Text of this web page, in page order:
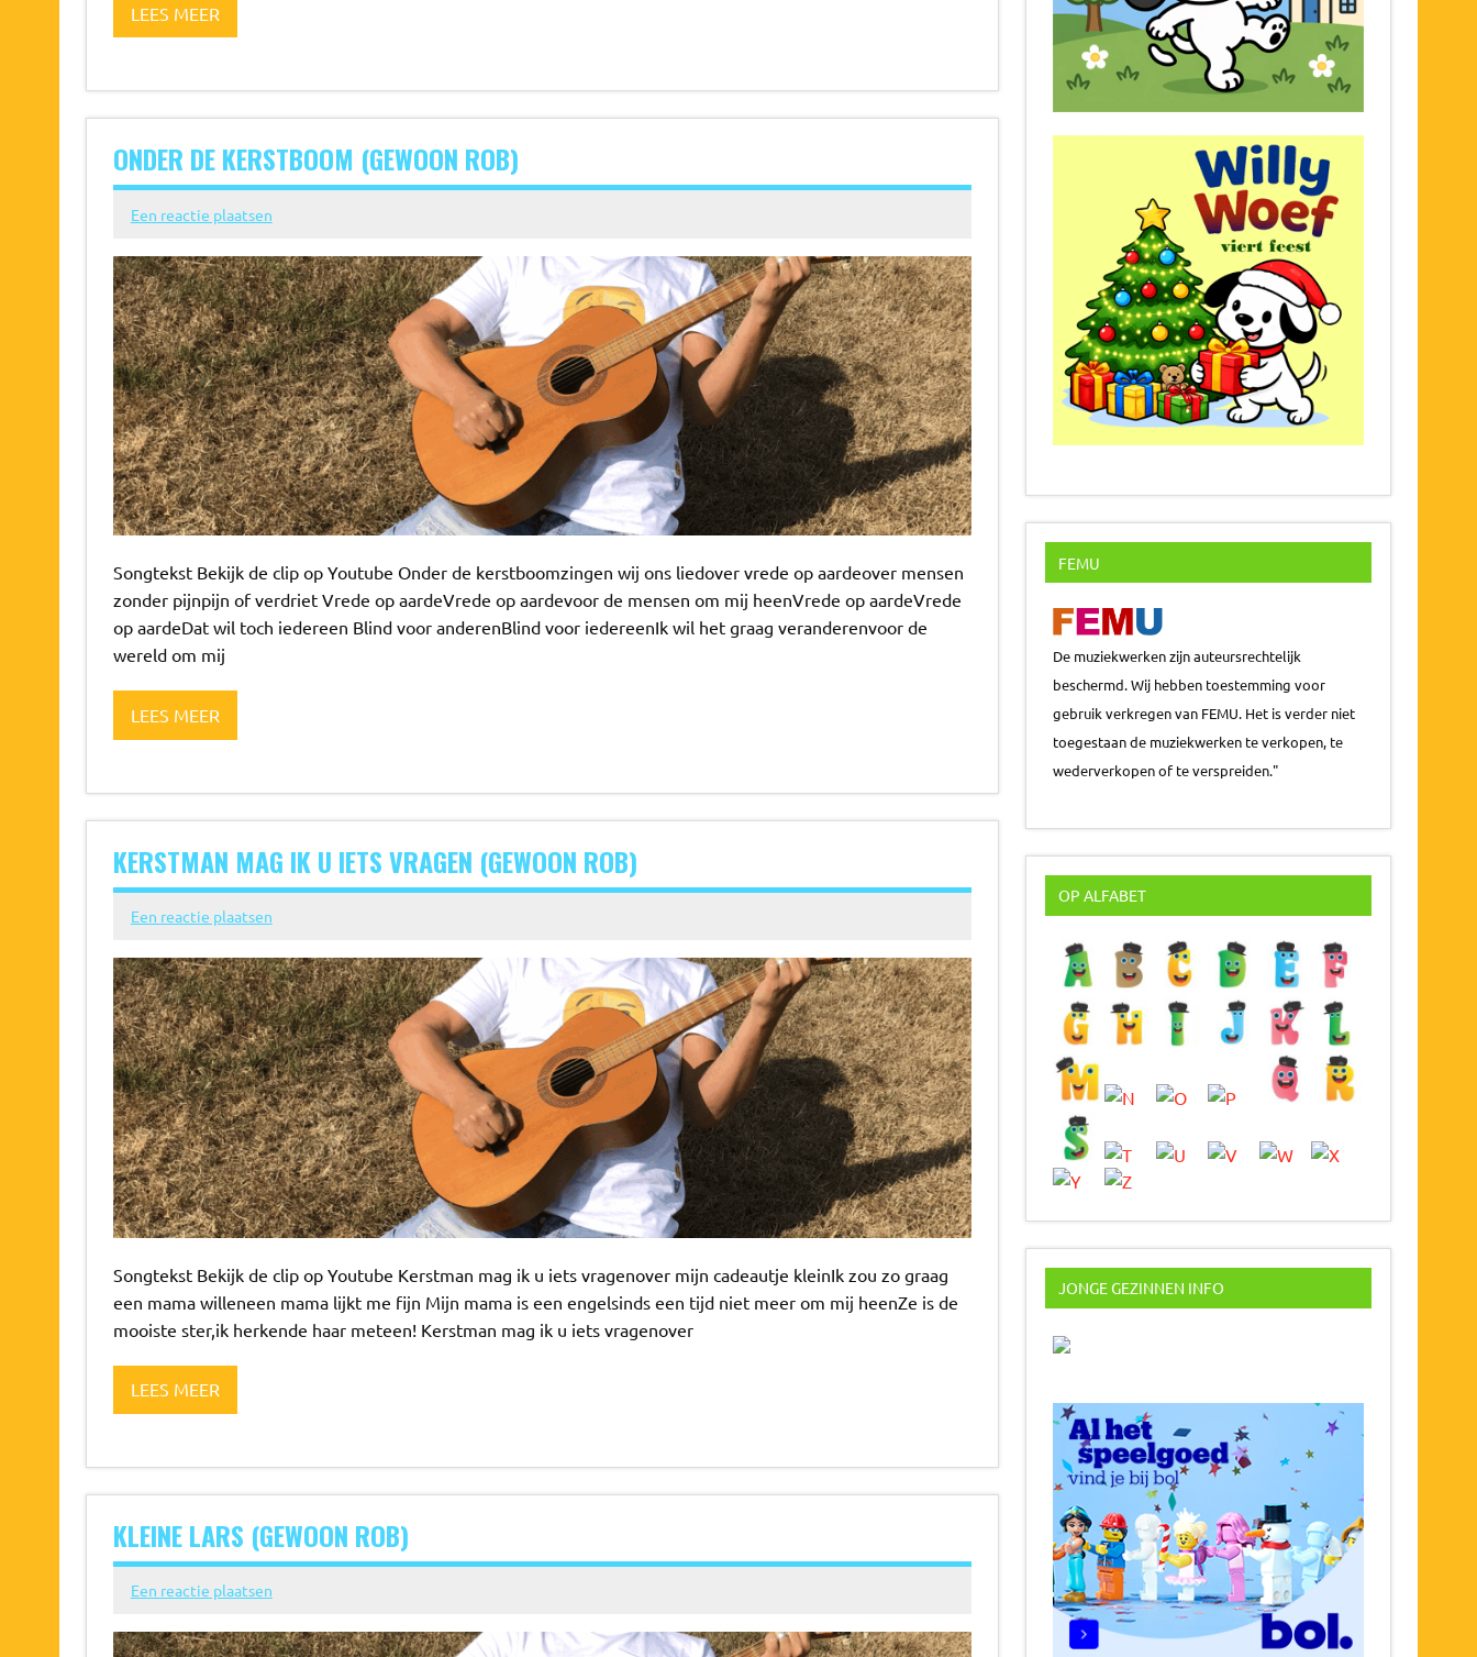
LEES MEER
ONDER DE KERSTBOOM (GEWOON ROB)
Een reactie plaatsen
Songtekst Bekijk de clip op Youtube Onder de kerstboomzingen wij ons liedover vrede op aardeover mensen
zonder pijnpijn of verdriet Vrede op aardeVrede op aardevoor de mensen om mij heenVrede op aardeVrede
op aardeDat wil toch iedereen Blind voor anderenBlind voor iedereenIk wil het graag veranderenvoor de
wereld om mij
LEES MEER
KERSTMAN MAG IK U IETS VRAGEN (GEWOON ROB)
Een reactie plaatsen
Songtekst Bekijk de clip op Youtube Kerstman mag ik u iets vragenover mijn cadeautje kleinIk zou zo graag
een mama willeneen mama lijkt me fijn Mijn mama is een engelsinds een tijd niet meer om mij heenZe is de
mooiste ster,ik herkende haar meteen! Kerstman mag ik u iets vragenover
LEES MEER
KLEINE LARS (GEWOON ROB)
Een reactie plaatsen
FEMU
De muziekwerken zijn auteursrechtelijk
beschermd. Wij hebben toestemming voor
gebruik verkregen van FEMU. Het is verder niet
toegestaan de muziekwerken te verkopen, te
wederverkopen of te verspreiden."
OP ALFABET
JONGE GEZINNEN INFO